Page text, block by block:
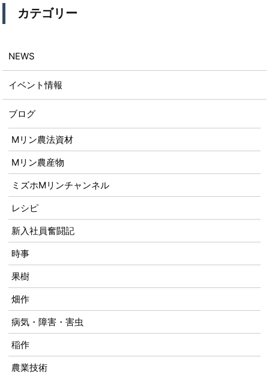
カテゴリー
NEWS
イベント情報
ブログ
Mリン農法資材
Mリン農産物
ミズホMリンチャンネル
レシピ
新入社員奮闘記
時事
果樹
畑作
病気・障害・害虫
稲作
農業技術